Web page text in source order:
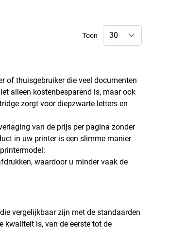
Toon
of thuisgebruiker die veel documenten
alleen kostenbesparend is, maar ook
zorgt voor diepzwarte letters en
van de prijs per pagina zonder
in uw printer is een slimme manier
waardoor u minder vaak de
vergelijkbaar zijn met de standaarden
kwaliteit is, van de eerste tot de